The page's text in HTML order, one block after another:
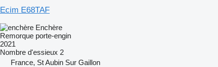
Ecim E68TAF
Enchère
Remorque porte-engin
2021
Nombre d'essieux 2
France, St Aubin Sur Gaillon